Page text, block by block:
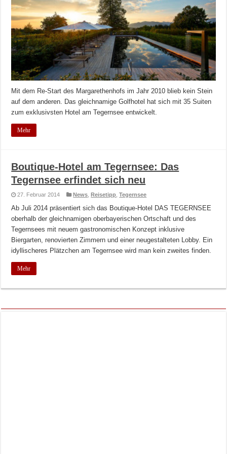
Mit dem Re-Start des Margarethenhofs im Jahr 2010 blieb kein Stein
auf dem anderen. Das gleichnamige Golfhotel hat sich mit 35 Suiten
zum exklusivsten Hotel am Tegernsee entwickelt.
Mehr
Boutique-Hotel am Tegernsee: Das
Tegernsee erfindet sich neu
27. Februar 2014 News ,Reisetipp ,Tegernsee
Ab Juli 2014 präsentiert sich das Boutique-Hotel DAS TEGERNSEE
oberhalb der gleichnamigen oberbayerischen Ortschaft und des
Tegernsees mit neuem gastronomischen Konzept inklusive
Biergarten, renovierten Zimmern und einer neugestalteten Lobby. Ein
idyllischeres Plätzchen am Tegernsee wird man kein zweites finden.
Mehr